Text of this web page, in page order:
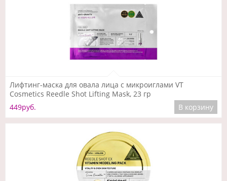
Лифтинг-маска для овала лица с микроиглами VT
Cosmetics Reedle Shot Lifting Mask, 23 гр
449руб.
В корзину